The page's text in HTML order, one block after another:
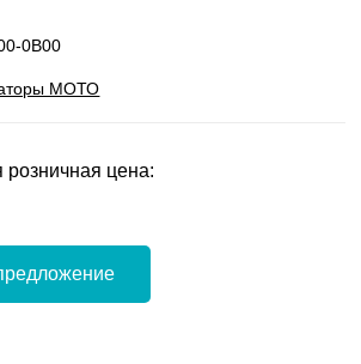
0B00
МОТО
цена: